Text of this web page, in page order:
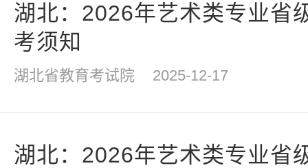
湖北：2026年艺术类专业省
考须知
湖北省教育考试院 2025-12-17
湖北：2026年艺术类专业省